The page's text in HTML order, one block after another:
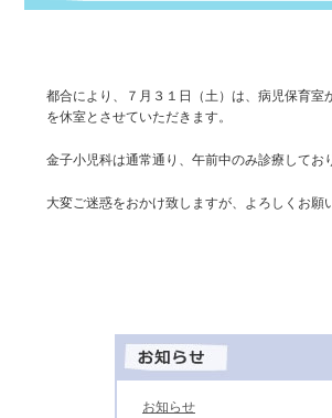
都合により、７月３１日（土）は、病児保育室
を休室とさせていただきます。
金子小児科は通常通り、午前中のみ診療してお
大変ご迷惑をおかけ致しますが、よろしくお願
お知らせ